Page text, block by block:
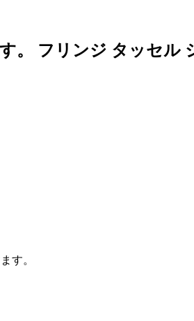
。 フリンジ タッセル
す。